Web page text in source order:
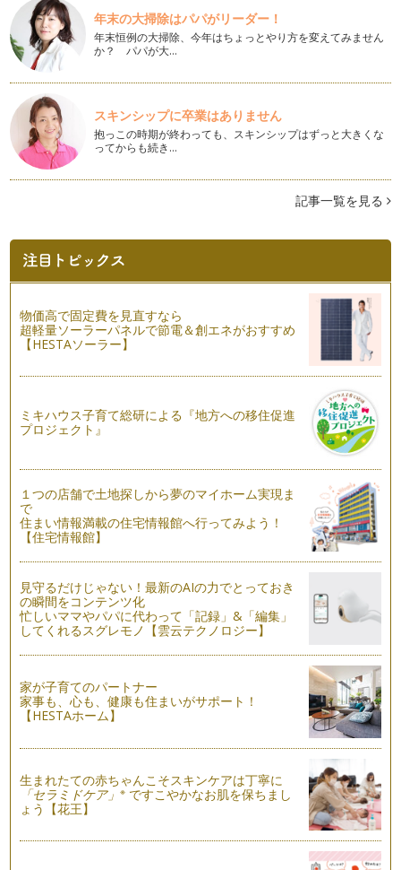
首はネック！①
人のカラダの中心にあって、まさに軸とも言える『骨盤』は勿
論のこと、 『首』も、人のカラダや…
大切な基本の動作～立つ・座る・歩く～
『立つ』こと、『座る』こと、『歩く』こと。この3つの行為
って、毎日毎日、それこそ意識しない…
産後のカラダ～おっぱい編～
産後１、２ヵ月～半年くらいのママさんにお逢いする機会も多
いよいよ新年度が始まりました！ 新年度が始まって、子ども
たちが緊張する場面も沢山出てきます…
まだまだ寒い日もありますが、春に向けてちょっとずつ空気が
変わってきましたね。１年のサイクル…
産後のカラダとココロ
妊娠、出産。それは女性にとってドラマティックで、人生最大
ママ力＆女子力がアップするカラダ＆美人顔のつくりかた。
『カラダ』は、気にかけてあげていないと、どんどんと緩んで
いきます。カラダの一部である『顔』…
ママの元気とキレイの秘訣は！
近年、大人も子どもも増加傾向にある低体温。殆どの方が冷え
ているように感じます。 女…
骨盤内の血行を良くして、カラダもココロもポカポカに♪
冷えの原因は、根本的には血液の巡りが悪くなることですが、
女性は特に男性に比べて筋肉量が少な…
最近、雑誌などでもよく取りざたされている『女性ホルモ
ン』。 …
年末の大掃除はパパがリーダー！
年末恒例の大掃除、今年はちょっとやり方を変えてみません
か？ パパが大…
スキンシップに卒業はありません
抱っこの時期が終わっても、スキンシップはずっと大きくな
ってからも続き…
記事一覧を見る
物価高で固定費を見直すなら
超軽量ソーラーパネルで節電＆創エネがおすすめ
【HESTAソーラー】
ミキハウス子育て総研による『地方への移住促進
プロジェクト』
１つの店舗で土地探しから夢のマイホーム実現ま
で
住まい情報満載の住宅情報館へ行ってみよう！
【住宅情報館】
見守るだけじゃない！最新のAIの力でとっておき
の瞬間をコンテンツ化
忙しいママやパパに代わって「記録」&「編集」
してくれるスグレモノ【雲云テクノロジー】
家が子育てのパートナー
家事も、心も、健康も住まいがサポート！
【HESTAホーム】
生まれたての赤ちゃんこそスキンケアは丁寧に
「セラミドケア」※ ですこやかなお肌を保ちまし
ょう【花王】